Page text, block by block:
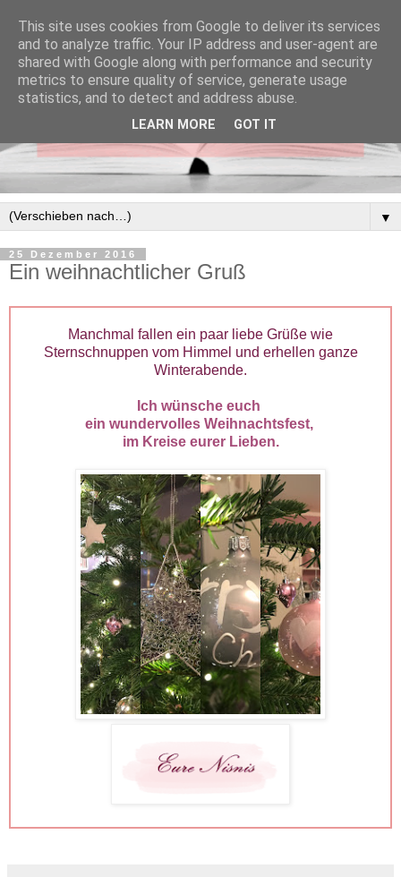
▼
25 Dezember 2016
Ein weihnachtlicher Gruß
Manchmal fallen ein paar liebe Grüße wie
Sternschnuppen vom Himmel und erhellen ganze
Winterabende.
Ich wünsche euch
ein wundervolles Weihnachtsfest,
im Kreise eurer Lieben.
This site uses cookies from Google to deliver its services
and to analyze traffic. Your IP address and user-agent are
shared with Google along with performance and security
metrics to ensure quality of service, generate usage
statistics, and to detect and address abuse.
LEARN MORE GOT IT